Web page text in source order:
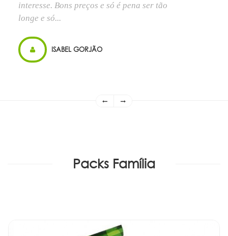
interesse. Bons preços e só é pena ser tão
longe e só...
ISABEL GORJÃO
Packs Família